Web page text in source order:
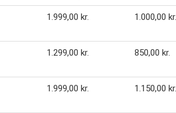
1.999,00 kr. 1.000,00 kr.
1.299,00 kr. 850,00 kr.
1.999,00 kr. 1.150,00 kr.